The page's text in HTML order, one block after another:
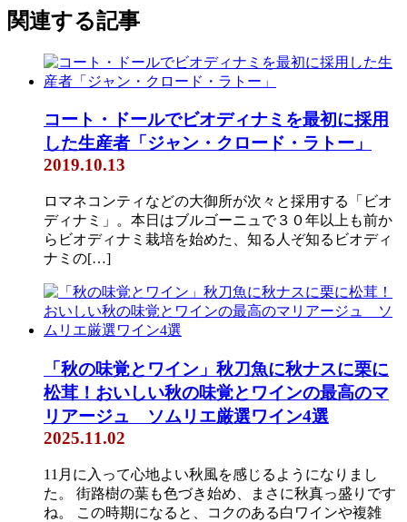
関連する記事
コート・ドールでビオディナミを最初に採用
した生産者「ジャン・クロード・ラトー」
2019.10.13
ロマネコンティなどの大御所が次々と採用する「ビオ
ディナミ」。本日はブルゴーニュで３０年以上も前か
らビオディナミ栽培を始めた、知る人ぞ知るビオディ
ナミの[…]
「秋の味覚とワイン」秋刀魚に秋ナスに栗に
松茸！おいしい秋の味覚とワインの最高のマ
リアージュ ソムリエ厳選ワイン4選
2025.11.02
11月に入って心地よい秋風を感じるようになりまし
た。 街路樹の葉も色づき始め、まさに秋真っ盛りです
ね。 この時期になると、コクのある白ワインや複雑